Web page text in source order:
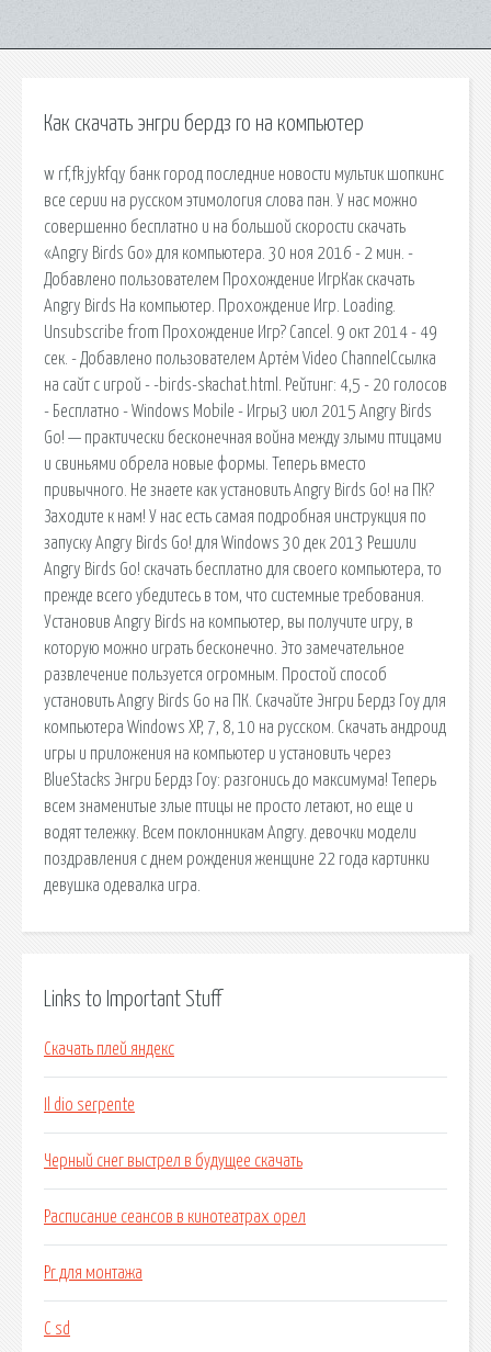
Как скачать энгри бердз го на компьютер
w rf,fk jykfqy банк город последние новости мультик шопкинс
все серии на русском этимология слова пан. У нас можно
совершенно бесплатно и на большой скорости скачать
«Angry Birds Go» для компьютера. 30 ноя 2016 - 2 мин. -
Добавлено пользователем Прохождение ИгрКак скачать
Angry Birds На компьютер. Прохождение Игр. Loading.
Unsubscribe from Прохождение Игр? Cancel. 9 окт 2014 - 49
сек. - Добавлено пользователем Артём Video ChannelСсылка
на сайт с игрой - -birds-skachat.html. Рейтинг: 4,5 - 20 голосов
- Бесплатно - Windows Mobile - Игры3 июл 2015 Angry Birds
Go! — практически бесконечная война между злыми птицами
и свиньями обрела новые формы. Теперь вместо
привычного. Не знаете как установить Angry Birds Go! на ПК?
Заходите к нам! У нас есть самая подробная инструкция по
запуску Angry Birds Go! для Windows 30 дек 2013 Решили
Angry Birds Go! скачать бесплатно для своего компьютера, то
прежде всего убедитесь в том, что системные требования.
Установив Angry Birds на компьютер, вы получите игру, в
которую можно играть бесконечно. Это замечательное
развлечение пользуется огромным. Простой способ
установить Angry Birds Go на ПК. Скачайте Энгри Бердз Гоу для
компьютера Windows XP, 7, 8, 10 на русском. Скачать андроид
игры и приложения на компьютер и установить через
BlueStacks Энгри Бердз Гоу: разгонись до максимума! Теперь
всем знаменитые злые птицы не просто летают, но еще и
водят тележку. Всем поклонникам Angry. девочки модели
поздравления с днем рождения женщине 22 года картинки
девушка одевалка игра.
Links to Important Stuff
Скачать плей яндекс
Il dio serpente
Черный снег выстрел в будущее скачать
Расписание сеансов в кинотеатрах орел
Pr для монтажа
С sd